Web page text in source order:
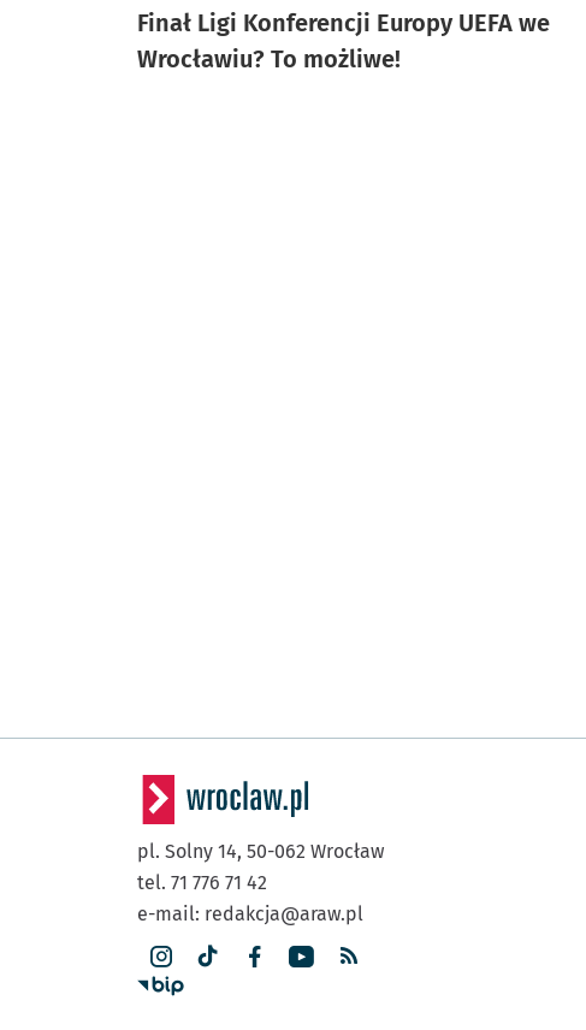
Finał Ligi Konferencji Europy UEFA we
Wrocławiu? To możliwe!
pl. Solny 14, 50-062 Wrocław
tel. 71 776 71 42
e-mail: redakcja@araw.pl